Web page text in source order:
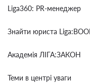
Liga360: PR-менеджер
Знайти юриста
Академія ЛІГА:ЗАКОН
Теми в центрі уваги